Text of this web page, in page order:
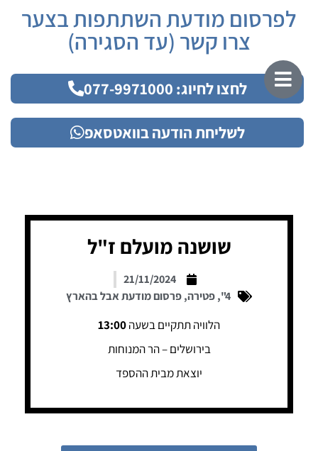
לפרסום מודעת השתתפות בצער
צרו קשר (עד הסגירה)
לחצו לחיוג: 077-9971000
לשליחת הודעה בוואטסאפ
שושנה מועלם ז"ל
21/11/2024
4"
,פטירה,פרסום מודעת אבל בהארץ
הלוויה תתקיים בשעה13:00
בירושלים – הר המנוחות
יוצאת מבית ההספד